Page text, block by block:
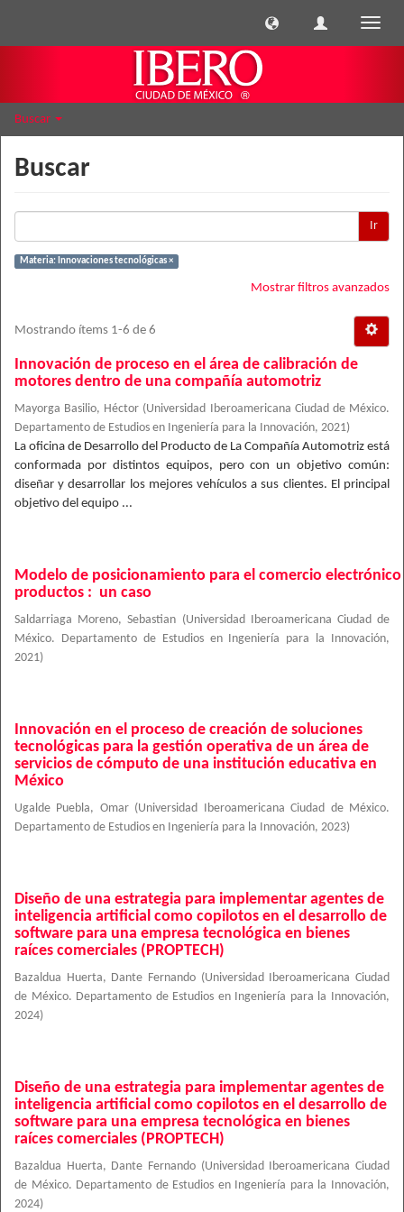
Buscar
Buscar
Ir
Materia: Innovaciones tecnológicas ×
Mostrar filtros avanzados
Mostrando ítems 1-6 de 6
Innovación de proceso en el área de calibración de
motores dentro de una compañía automotriz
Mayorga Basilio, Héctor (Universidad Iberoamericana Ciudad de México.
Departamento de Estudios en Ingeniería para la Innovación, 2021)
La oficina de Desarrollo del Producto de La Compañía Automotriz está
conformada por distintos equipos, pero con un objetivo común:
diseñar y desarrollar los mejores vehículos a sus clientes. El principal
objetivo del equipo ...
Modelo de posicionamiento para el comercio electrónico
productos : un caso
Saldarriaga Moreno, Sebastian (Universidad Iberoamericana Ciudad de
México. Departamento de Estudios en Ingeniería para la Innovación,
2021)
Innovación en el proceso de creación de soluciones
tecnológicas para la gestión operativa de un área de
servicios de cómputo de una institución educativa en
México
Ugalde Puebla, Omar (Universidad Iberoamericana Ciudad de México.
Departamento de Estudios en Ingeniería para la Innovación, 2023)
Diseño de una estrategia para implementar agentes de
inteligencia artificial como copilotos en el desarrollo de
software para una empresa tecnológica en bienes
raíces comerciales (PROPTECH)
Bazaldua Huerta, Dante Fernando (Universidad Iberoamericana Ciudad
de México. Departamento de Estudios en Ingeniería para la Innovación,
2024)
Diseño de una estrategia para implementar agentes de
inteligencia artificial como copilotos en el desarrollo de
software para una empresa tecnológica en bienes
raíces comerciales (PROPTECH)
Bazaldua Huerta, Dante Fernando (Universidad Iberoamericana Ciudad
de México. Departamento de Estudios en Ingeniería para la Innovación,
2024)